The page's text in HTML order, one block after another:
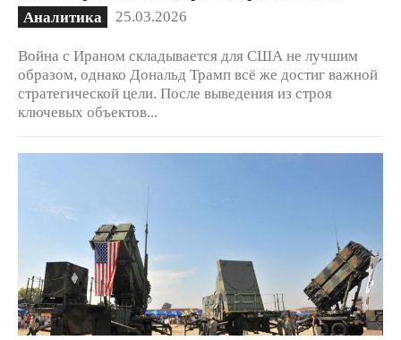
Аналитика 25.03.2026
Война с Ираном складывается для США не лучшим
образом, однако Дональд Трамп всё же достиг важной
стратегической цели. После выведения из строя
ключевых объектов...